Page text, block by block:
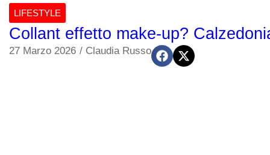
LIFESTYLE
Collant effetto make-up?
27 Marzo 2026 / Claudia Russo